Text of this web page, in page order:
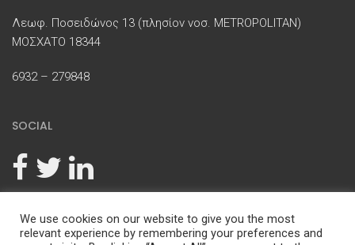
Λεωφ. Ποσειδώνος 13 (πλησίον νοσ. METROPOLITAN)
ΜΟΣΧΑΤΟ 18344
6932 – 279848
SOCIAL
We use cookies on our website to give you the most
relevant experience by remembering your preferences and